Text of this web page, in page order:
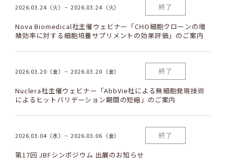
2026.03.24（火） 2026.03.24（火） 終了
Nova Biomedical社主催ウェビナー「CHO細胞クローンの増
殖効率に対する細胞培養サプリメントの効果評価」のご案内
2026.03.20（金） 2026.03.20（金） 終了
Nuclera社主催ウェビナー「AbbVie社による無細胞発現技術
によるヒットバリデーション期間の短縮」のご案内
2026.03.04（水） 2026.03.06（金） 終了
第17回 JBFシンポジウム 出展のお知らせ